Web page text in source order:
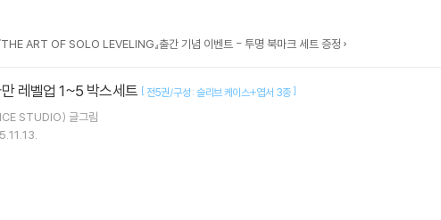
THE ART OF SOLO LEVELING』출간 기념 이벤트 - 투명 북마크 세트 증정
레벨업 1~5 박스세트 [ 전5권/구성 : 슬리브 케이스+엽서 3종]
STUDIO) 글그림